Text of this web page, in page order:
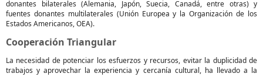
donantes bilaterales (Alemania, Japón, Suecia, Canadá, entre otras) y
fuentes donantes multilaterales (Unión Europea y la Organización de los
Estados Americanos, OEA).
Cooperación Triangular
La necesidad de potenciar los esfuerzos y recursos, evitar la duplicidad de
trabajos y aprovechar la experiencia y cercanía cultural, ha llevado a la